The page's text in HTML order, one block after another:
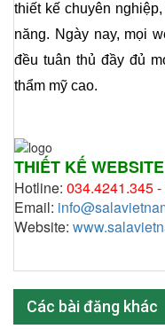
thiết kế chuyên
năng. Ngày nay, mọi
đều tuân thủ đầy đủ
thẩm mỹ cao.
THIẾT KẾ
Hotline: 034.4241.345 -
Email:
Website:
Các bài đăng khác